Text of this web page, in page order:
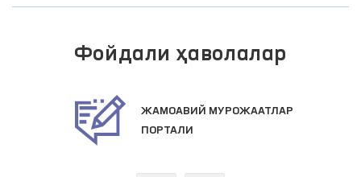
Фойдали ҳаволалар
ЖАМОАВИЙ МУРОЖААТЛАР
ПОРТАЛИ